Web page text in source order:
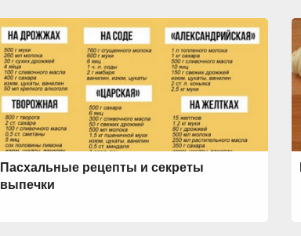
Пасхальные рецепты и секреты
выпечки